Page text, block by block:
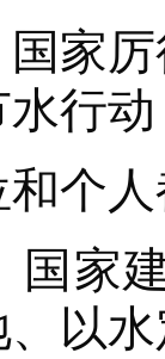
厉行
行
人
建
以